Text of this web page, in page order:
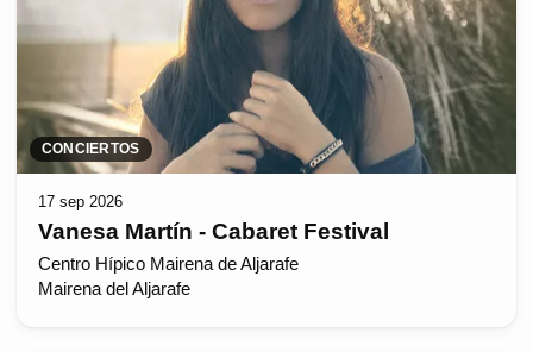
CONCIERTOS
17 sep 2026
Vanesa Martín - Cabaret Festival
Centro Hípico Mairena de Aljarafe
Mairena del Aljarafe